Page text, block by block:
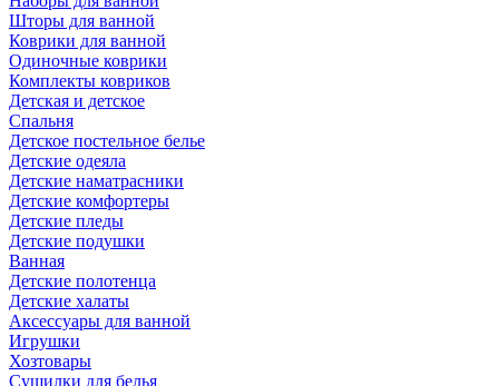
Шторы для ванной
Коврики для ванной
Одиночные коврики
Комплекты ковриков
Детская и детское
Спальня
Детское постельное белье
Детские одеяла
Детские наматрасники
Детские комфортеры
Детские пледы
Детские подушки
Ванная
Детские полотенца
Детские халаты
Аксессуары для ванной
Игрушки
Хозтовары
Сушилки для белья